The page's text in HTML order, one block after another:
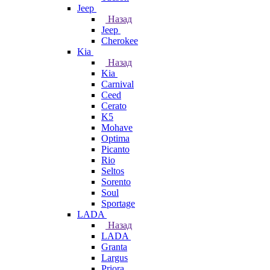
Jeep
Назад
Jeep
Cherokee
Kia
Назад
Kia
Carnival
Ceed
Cerato
K5
Mohave
Optima
Picanto
Rio
Seltos
Sorento
Soul
Sportage
LADA
Назад
LADA
Granta
Largus